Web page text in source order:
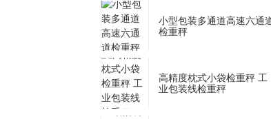
小型包装多通道高速六通
检重秤
高精度枕式小袋检重秤 工
业包装线检重秤